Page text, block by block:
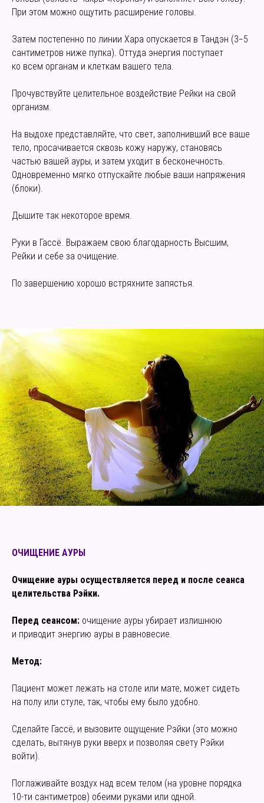
При этом можно ощутить расширение головы.
Затем постепенно по линии Хара опускается в Тандэн (3−5
сантиметров ниже пупка). Оттуда энергия поступает
ко всем органам и клеткам вашего тела.
Прочувствуйте целительное воздействие Рейки на свой
организм.
На выдохе представляйте, что свет, заполнивший все ваше
тело, просачивается сквозь кожу наружу, становясь
частью вашей ауры, и затем уходит в бесконечность.
Одновременно мягко отпускайте любые ваши напряжения
(блоки).
Дышите так некоторое время.
Руки в Гассё. Выражаем свою благодарность Высшим,
Рейки и себе за очищение.
По завершению хорошо встряхните запястья.
ОЧИЩЕНИЕ АУРЫ
Очищение ауры осуществляется перед и после сеанса
целительства Рэйки.
Перед сеансом: очищение ауры убирает излишнюю
и приводит энергию ауры в равновесие.
Метод:
Пациент может лежать на столе или мате, может сидеть
на полу или стуле, так, чтобы ему было удобно.
Сделайте Гассё, и вызовите ощущение Рэйки (это можно
сделать, вытянув руки вверх и позволяя свету Рэйки
войти).
Поглаживайте воздух над всем телом (на уровне порядка
10-ти сантиметров) обеими руками или одной.